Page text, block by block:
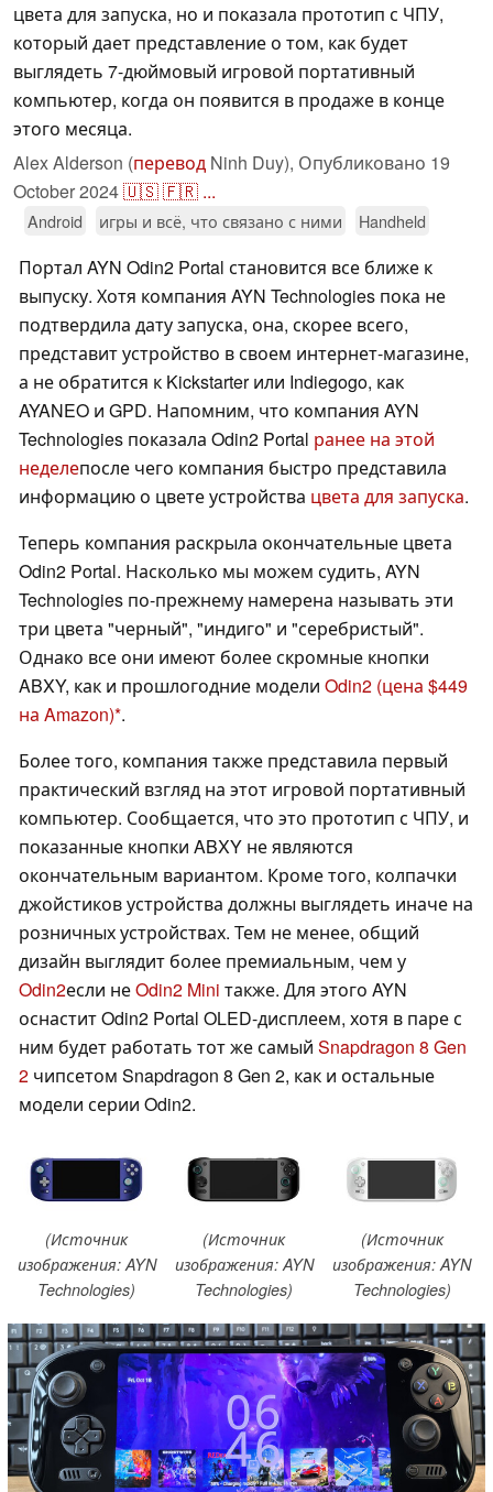
цвета для запуска, но и показала прототип с ЧПУ,
который дает представление о том, как будет
выглядеть 7-дюймовый игровой портативный
компьютер, когда он появится в продаже в конце
этого месяца.
Alex Alderson (перевод Ninh Duy), Опубликовано 19
October 2024🇺🇸🇫🇷 ...
Android игры и всё, что связано с ними Handheld
Портал AYN Odin2 Portal становится все ближе к
выпуску. Хотя компания AYN Technologies пока не
подтвердила дату запуска, она, скорее всего,
представит устройство в своем интернет-магазине,
а не обратится к Kickstarter или Indiegogo, как
AYANEO и GPD. Напомним, что компания AYN
Technologies показала Odin2 Portal ранее на этой
неделепосле чего компания быстро представила
информацию о цвете устройства цвета для запуска.
Теперь компания раскрыла окончательные цвета
Odin2 Portal. Насколько мы можем судить, AYN
Technologies по-прежнему намерена называть эти
три цвета "черный", "индиго" и "серебристый".
Однако все они имеют более скромные кнопки
ABXY, как и прошлогодние модели Odin2 (цена $449
на Amazon) .
Более того, компания также представила первый
практический взгляд на этот игровой портативный
компьютер. Сообщается, что это прототип с ЧПУ, и
показанные кнопки ABXY не являются
окончательным вариантом. Кроме того, колпачки
джойстиков устройства должны выглядеть иначе на
розничных устройствах. Тем не менее, общий
дизайн выглядит более премиальным, чем у
Odin2если неOdin2 Mini также. Для этого AYN
оснастит Odin2 Portal OLED-дисплеем, хотя в паре с
ним будет работать тот же самый Snapdragon 8 Gen
2 чипсетом Snapdragon 8 Gen 2, как и остальные
модели серии Odin2.
(Источник
изображения: AYN
Technologies)
(Источник
изображения: AYN
Technologies)
(Источник
изображения: AYN
Technologies)